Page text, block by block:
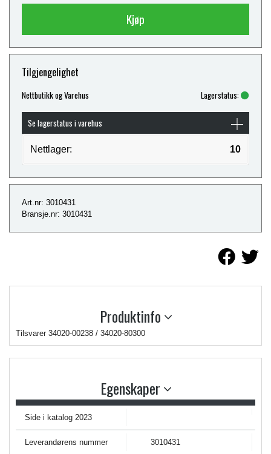
Kjøp
Tilgjengelighet
Nettbutikk og Varehus Lagerstatus:
Se lagerstatus i varehus
Nettlager: 10
Art.nr: 3010431
Bransje.nr: 3010431
Produktinfo
Tilsvarer 34020-00238 / 34020-80300
Egenskaper
Side i katalog 2023
Leverandørens nummer 3010431